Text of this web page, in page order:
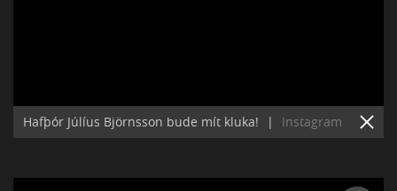
Hafþór Júlíus Björnsson bude mít kluka! | Instagram